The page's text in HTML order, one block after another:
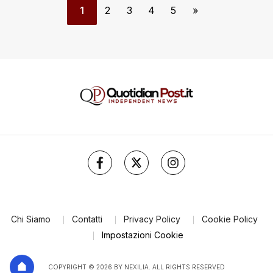
1 2 3 4 5 »
Chi Siamo Contatti Privacy Policy
Cookie Policy
Impostazioni Cookie
COPYRIGHT © 2026 BY NEXILIA. ALL RIGHTS RESERVED